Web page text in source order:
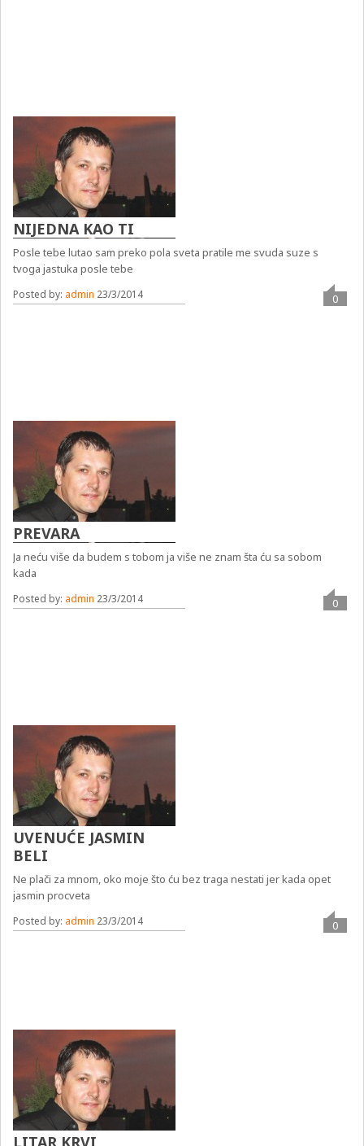
NIJEDNA KAO TI
Posle tebe lutao sam preko pola sveta pratile me svuda suze s
tvoga jastuka posle tebe
Posted by: admin 23/3/2014 0
PREVARA
Ja neću više da budem s tobom ja više ne znam šta ću sa sobom
kada
Posted by: admin 23/3/2014 0
UVENUĆE JASMIN
BELI
Ne plači za mnom, oko moje što ću bez traga nestati jer kada opet
jasmin procveta
Posted by: admin 23/3/2014 0
LITAR KRVI